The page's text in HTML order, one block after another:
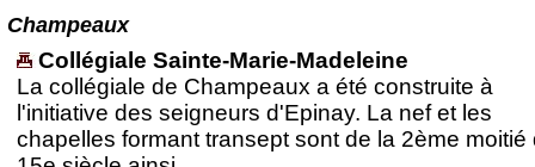
Champeaux
Collégiale Sainte-Marie-Madeleine
La collégiale de Champeaux a été construite à
l'initiative des seigneurs d'Epinay. La nef et les
chapelles formant transept sont de la 2ème moitié